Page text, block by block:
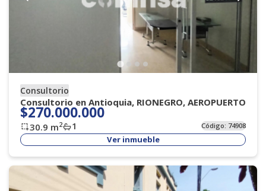
Consultorio
Consultorio en Antioquia, RIONEGRO, AEROPUERTO
$270.000.000
30.9 m2 1 Código: 74908
Ver inmueble